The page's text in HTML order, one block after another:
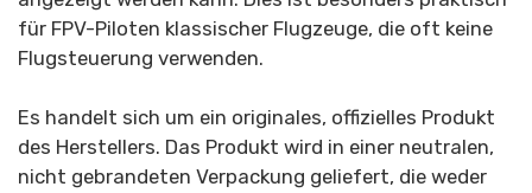
für FPV-Piloten klassischer Flugzeuge, die oft keine
Flugsteuerung verwenden.
Es handelt sich um ein originales, offizielles Produkt
des Herstellers. Das Produkt wird in einer neutralen,
nicht gebrandeten Verpackung geliefert, die weder